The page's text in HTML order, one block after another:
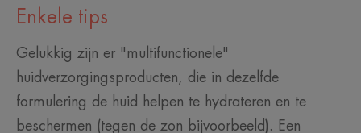
Enkele tips
Gelukkig zijn er "multifunctionele"
huidverzorgingsproducten, die in dezelfde
formulering de huid helpen te hydrateren en te
beschermen (tegen de zon bijvoorbeeld). Een